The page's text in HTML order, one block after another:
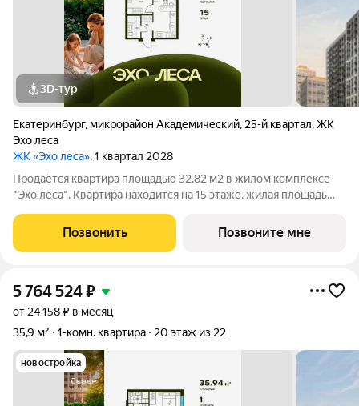
3D-тур
Екатеринбург, микрорайон Академический, 25-й квартал,ЖК
Эхо леса
ЖК «Эхо леса», 1 квартал 2028
Продаётся квартира площадью 32.82 м2 в жилом комплексе
"Эхо леса". Квартира находится на 15 этаже, жилая площадь
особенностей планировки изолированные комнаты с окнами
на одну сторону, 1
Позвонить Позвоните мне
5 764 524₽
от 24 158 ₽ в месяц
35,9 м²
1-комн. квартира 20 этаж из 22
новостройка